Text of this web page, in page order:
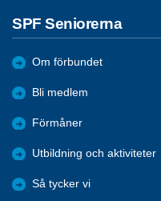
SPF Seniorerna
Om förbundet
Bli medlem
Förmåner
Utbildning och aktiviteter
Så tycker vi